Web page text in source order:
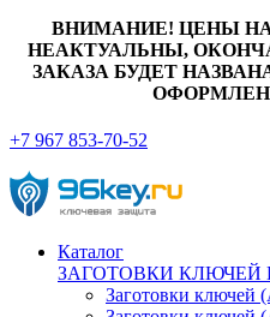
ВНИМАНИЕ! ЦЕНЫ
НЕАКТУАЛЬНЫ,
ЗАКАЗА БУДЕТ
+7 967 853-70-52
Каталог
ЗАГОТОВКИ КЛЮЧЕЙ
Заготовки ключей